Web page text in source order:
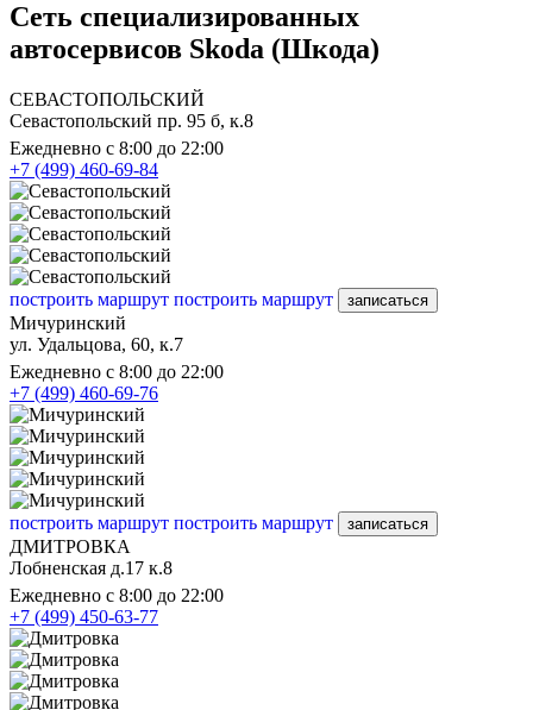
Сеть специализированных
автосервисов Skoda (Шкода)
СЕВАСТОПОЛЬСКИЙ
Севастопольский пр. 95 б, к.8
Ежедневно с 8:00 до 22:00
+7 (499) 460-69-84
построить маршрут построить маршрут записаться
Мичуринский
ул. Удальцова, 60, к.7
Ежедневно с 8:00 до 22:00
+7 (499) 460-69-76
построить маршрут построить маршрут записаться
ДМИТРОВКА
Лобненская д.17 к.8
Ежедневно с 8:00 до 22:00
+7 (499) 450-63-77